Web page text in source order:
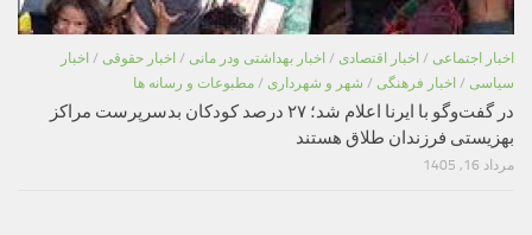
اخبار اجتماعی / اخبار اقتصادی / اخبار بهداشتی ودر مانی / اخبار حقوقی / اخبار
سیاسی / اخبار فرهنگی / شهر و شهرداری / مطبوعات و رسانه ها
در گفت‌وگو با ایرنا اعلام شد؛ ۲۷ درصد کودکان بدسرپرست مراکز
بهزیستی فرزندان طلاق هستند
مرداد 16, 1405